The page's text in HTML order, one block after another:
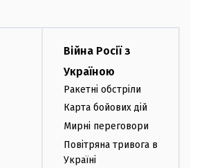
Війна Росії з
Україною
Ракетні обстріли
Карта бойових дій
Мирні переговори
Повітряна тривога в
Україні